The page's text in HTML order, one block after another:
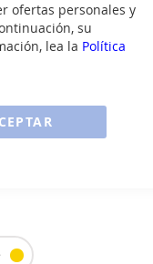
ofertas personales y
su
lea la Política